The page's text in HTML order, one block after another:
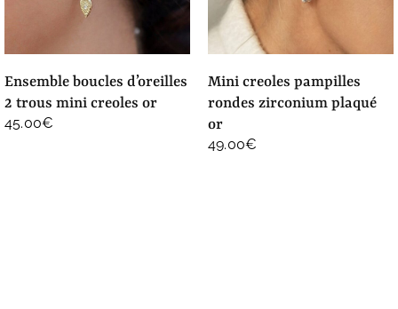
ensemble boucles d’oreilles
2 trous mini creoles or
45.00€
mini creoles pampilles
rondes zirconium plaqué
or
49.00€